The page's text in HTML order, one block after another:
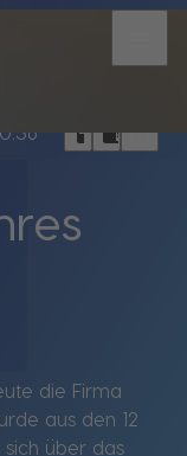
headphoneschrome_reader_modebookmark_border
die Firma
aus den 12
sich über das